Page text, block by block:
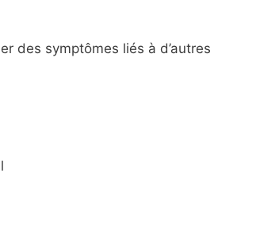
des symptômes liés à d’autres